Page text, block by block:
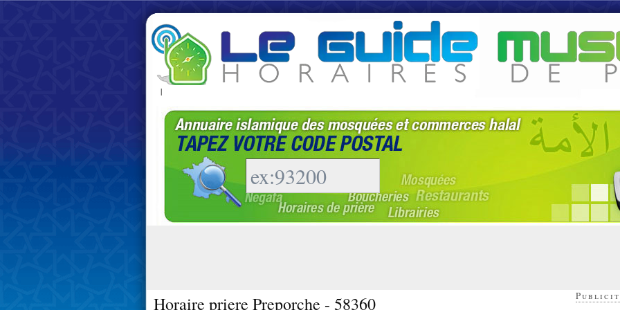
|
Horaire priere Preporche - 58360